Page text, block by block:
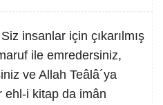
Siz insanlar için çıkarılmış
ile emredersiniz,
ve Allah Teâlâ´ya
ehl-i kitap da imân